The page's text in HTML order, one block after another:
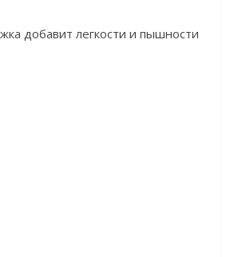
добавит легкости и пышности